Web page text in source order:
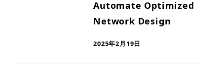
Automate Optimized
Network Design
2025年2月19日